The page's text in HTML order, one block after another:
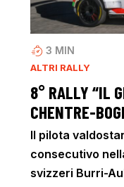
3 MIN
ALTRI RALLY
8° RALLY “IL
CHENTRE-
Il pilota
consecutivo
svizzeri Burri-